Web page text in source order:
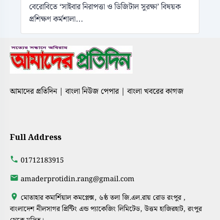
বেরোবিতে ‘সাইবার নিরাপত্তা ও ডিজিটাল সুরক্ষা’ বিষয়ক
প্রশিক্ষণ কর্মশালা...
আমাদের প্রতিদিন | বাংলা নিউজ পেপার | বাংলা খবরের কাগজ
Full Address
01712183915
amaderprotidin.rang@gmail.com
মোতাহার কমার্শিয়াল কমপ্লেক্স, ৬ষ্ঠ তলা জি.এল.রায় রোড রংপুর ,
বাংলাদেশ নীলসাগর প্রিন্টিং এন্ড প্যাকেজিং লিমিটেড, উত্তম হাজিরহাট, রংপুর